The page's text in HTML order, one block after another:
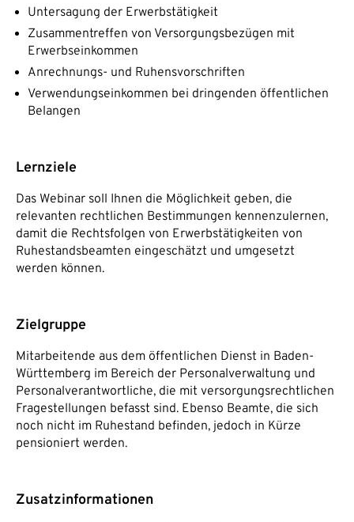
Untersagung der Erwerbstätigkeit
Zusammentreffen von Versorgungsbezügen mit
Erwerbseinkommen
Anrechnungs- und Ruhensvorschriften
Verwendungseinkommen bei dringenden öffentlichen
Belangen
Lernziele
Das Webinar soll Ihnen die Möglichkeit geben, die
relevanten rechtlichen Bestimmungen kennenzulernen,
damit die Rechtsfolgen von Erwerbstätigkeiten von
Ruhestandsbeamten eingeschätzt und umgesetzt
werden können.
Zielgruppe
Mitarbeitende aus dem öffentlichen Dienst in Baden-
Württemberg im Bereich der Personalverwaltung und
Personalverantwortliche, die mit versorgungsrechtlichen
Fragestellungen befasst sind. Ebenso Beamte, die sich
noch nicht im Ruhestand befinden, jedoch in Kürze
pensioniert werden.
Zusatzinformationen